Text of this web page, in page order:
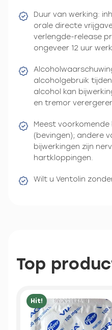
Duur van werking:
orale directe
verlengde-release
ongeveer 12 uur
alcoholgebruik
alcohol kan
en tremor
Meest
(bevingen); andere
bijwerkingen zijn
hartkloppingen.
Wilt u Ventolin
Top
Hit!